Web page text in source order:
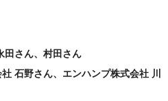
田さん、村田さん
石野さん、エンハンプ株式会社 川